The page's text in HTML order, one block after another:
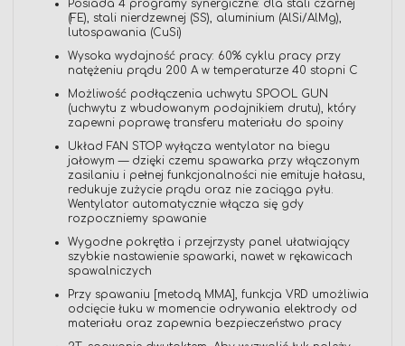
Posiada 4 programy synergiczne: dla stali czarnej
(FE), stali nierdzewnej (SS), aluminium (AlSi/AlMg),
lutospawania (CuSi)
Wysoka wydajność pracy: 60% cyklu pracy przy
natężeniu prądu 200 A w temperaturze 40 stopni C
Możliwość podłączenia uchwytu SPOOL GUN
(uchwytu z wbudowanym podajnikiem drutu), który
zapewni poprawę transferu materiału do spoiny
Układ FAN STOP wyłącza wentylator na biegu
jałowym — dzięki czemu spawarka przy włączonym
zasilaniu i pełnej funkcjonalności nie emituje hałasu,
redukuje zużycie prądu oraz nie zaciąga pyłu.
Wentylator automatycznie włącza się gdy
rozpoczniemy spawanie
Wygodne pokrętła i przejrzysty panel ułatwiający
szybkie nastawienie spawarki, nawet w rękawicach
spawalniczych
Przy spawaniu [metodą MMA], funkcja VRD umożliwia
odcięcie łuku w momencie odrywania elektrody od
materiału oraz zapewnia bezpieczeństwo pracy